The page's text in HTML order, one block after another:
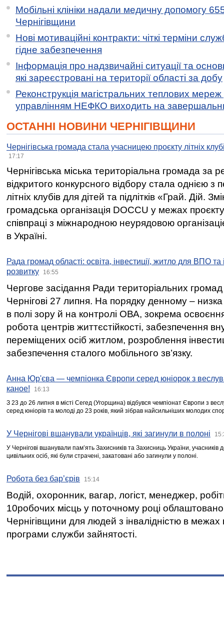
Мобільні клініки надали медичну допомогу
Чернігівщини
Нові мотиваційні контракти: чіткі терміни
гідне забезпечення
Інформація про надзвичайні ситуації та
які зареєстровані на території області за добу
Реконструкція магістральних теплових мереж
управлінням НЕФКО виходить на
ОСТАННІ НОВИНИ ЧЕРНІГІВЩИНИ
Чернігівська громада стала учасницею проєкту літніх
17:17
Чернігівська міська територіальна громада за
відкритого конкурсного відбору стала однією
літніх клубів для дітей та підлітків «Грай. Дій.
громадська організація DOCCU у межах
співпраці з міжнародною неурядовою
в Україні.
Рада громад області: освіта, інвестиції, житло для ВПО
розвитку
16:55
Чергове засідання Ради територіальних громад
Чернігові 27 липня. На порядку денному –
в полі зору й на контролі ОВА, зокрема освоєння
робота центрів життєстійкості, забезпечення
переміщених осіб житлом, розроблення
забезпечення сталого мобільного зв’язку.
Анна Юр'єва — чемпіонка Європи серед юніорок з
каное!
16:13
З 23 до 26 липня в місті Сегед (Угорщина) відбувся чемпіонат Європи з
серед юніорів та молоді до 23 років, який зібрав найсильніших молодих
У Чернігові вшанували українців, які загинули в полоні
У Чернігові вшанували пам’ять Захисників та Захисниць України,
цивільних осіб, які були страчені, закатовані або загинули у полоні.
Робота без бар’єрів 15:14
Водій, охоронник, вагар, логіст, менеджер,
10робочих місць у поточному році
Чернігівщини для людей з інвалідністю в межах
програми служби зайнятості.